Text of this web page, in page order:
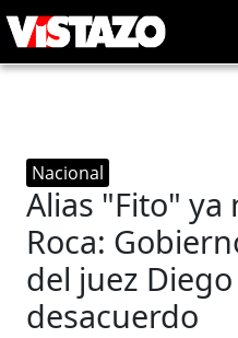
Nacional
Alias "Fito" ya
Roca:
del juez
desacuerdo